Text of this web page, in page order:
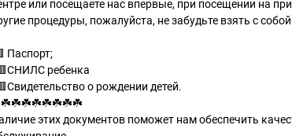
или посещаете нас впервые, при посещении на
процедуры, пожалуйста, не забудьте взять с
Паспорт;
ребенка
о рождении детей.
этих документов поможет нам обеспечить